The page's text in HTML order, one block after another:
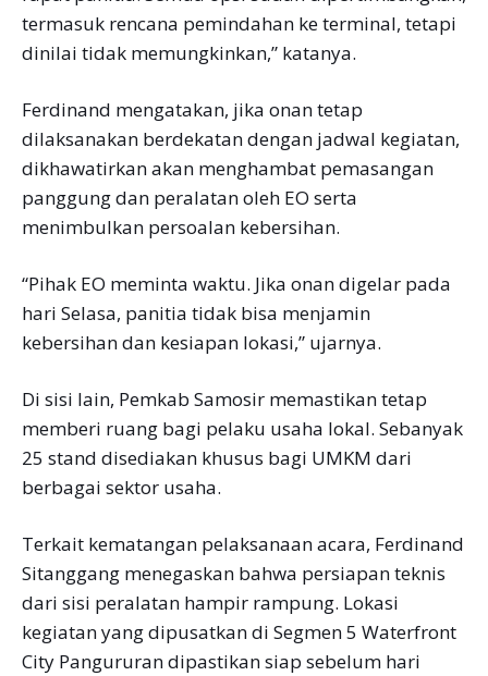
termasuk rencana pemindahan ke terminal, tetapi
dinilai tidak memungkinkan,” katanya.
Ferdinand mengatakan, jika onan tetap
dilaksanakan berdekatan dengan jadwal kegiatan,
dikhawatirkan akan menghambat pemasangan
panggung dan peralatan oleh EO serta
menimbulkan persoalan kebersihan.
“Pihak EO meminta waktu. Jika onan digelar pada
hari Selasa, panitia tidak bisa menjamin
kebersihan dan kesiapan lokasi,” ujarnya.
Di sisi lain, Pemkab Samosir memastikan tetap
memberi ruang bagi pelaku usaha lokal. Sebanyak
25 stand disediakan khusus bagi UMKM dari
berbagai sektor usaha.
Terkait kematangan pelaksanaan acara, Ferdinand
Sitanggang menegaskan bahwa persiapan teknis
dari sisi peralatan hampir rampung. Lokasi
kegiatan yang dipusatkan di Segmen 5 Waterfront
City Pangururan dipastikan siap sebelum hari